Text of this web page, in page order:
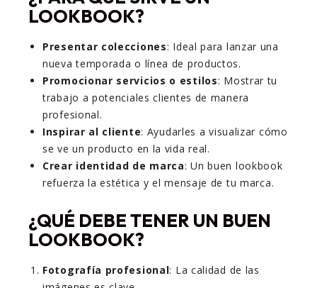
LOOKBOOK?
Presentar colecciones: Ideal para lanzar una
nueva temporada o línea de productos.
Promocionar servicios o estilos: Mostrar tu
trabajo a potenciales clientes de manera
profesional.
Inspirar al cliente: Ayudarles a visualizar cómo
se ve un producto en la vida real.
Crear identidad de marca: Un buen lookbook
refuerza la estética y el mensaje de tu marca.
¿QUÉ DEBE TENER UN BUEN
LOOKBOOK?
Fotografía profesional: La calidad de las